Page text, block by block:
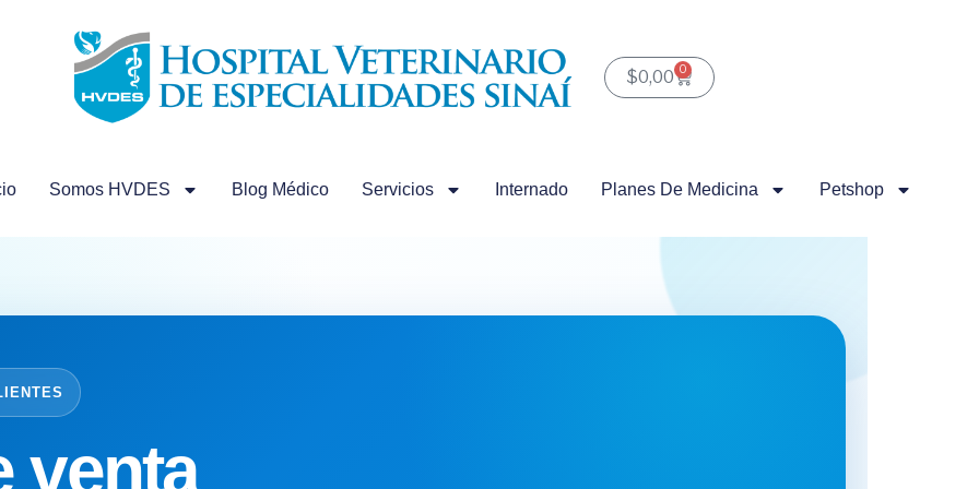
$0,00 0
Carrito
Somos HVDES Blog Médico Servicios Internado Planes De Medicina Petshop
venta